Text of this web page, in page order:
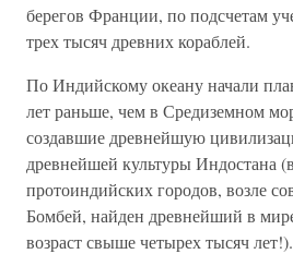
берегов Франции, по подсчетам
трех тысяч древних кораблей.
По Индийскому океану начали
лет раньше, чем в Средиземном
создавшие древнейшую
древнейшей культуры Индостана
протоиндийских городов, возле
Бомбей, найден древнейший в
возраст свыше четырех тысяч